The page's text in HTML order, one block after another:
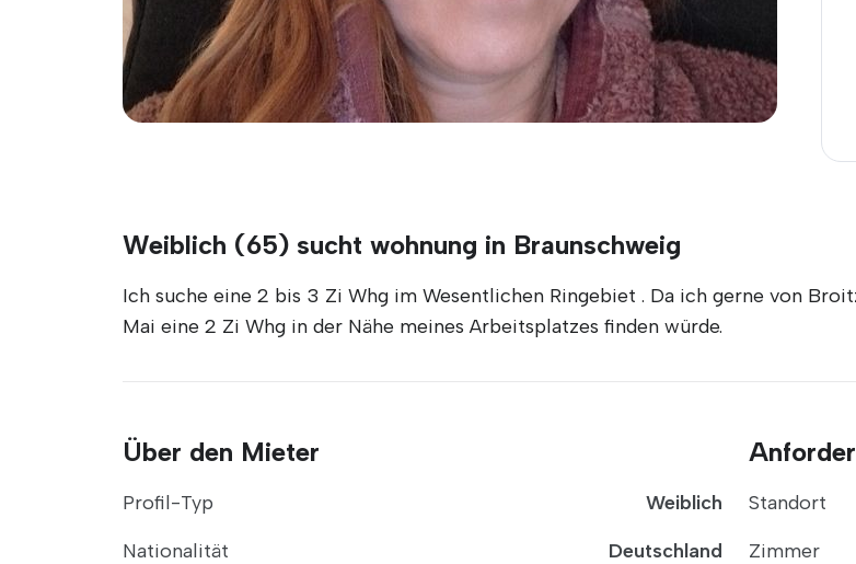
Weiblich (65) sucht wohnung in Braunschweig
Ich suche eine 2 bis 3 Zi Whg im Wesentlichen Ringebiet . Da ich gerne von
Mai eine 2 Zi Whg in der Nähe meines Arbeitsplatzes finden würde.
Über den Mieter
Profil-Typ
Weiblich
Nationalität
Deutschland
Standort
Zimmer